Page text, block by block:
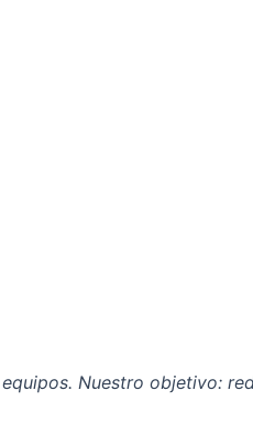
Nuestro objetivo: